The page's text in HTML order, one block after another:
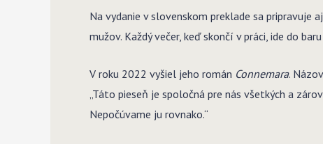
Na vydanie v slovenskom preklade sa pripravuje
mužov. Každý večer, keď skončí v práci, ide do
V roku 2022 vyšiel jeho román Connemara.
„Táto pieseň je spoločná pre nás všetkých a
Nepočúvame ju rovnako.“